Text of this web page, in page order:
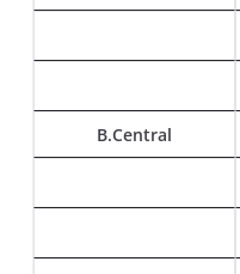
B.Central